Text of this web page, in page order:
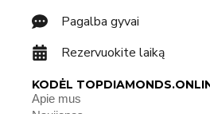
Pagalba gyvai
Rezervuokite laiką
KODĖL
Apie mus